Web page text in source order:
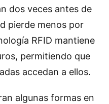
dos veces antes de
pierde menos por
RFID mantiene
permitiendo que
accedan a ellos.
algunas formas en